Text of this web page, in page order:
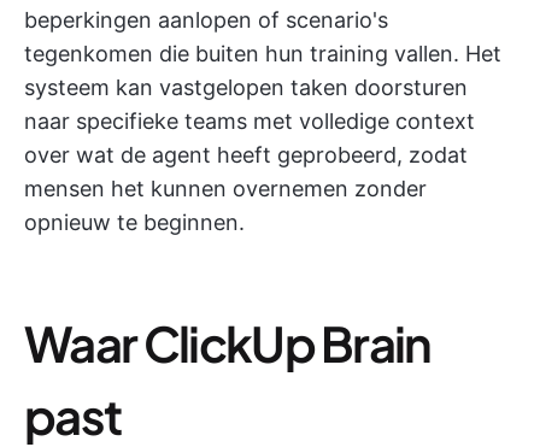
beperkingen aanlopen of scenario's
tegenkomen die buiten hun training vallen. Het
systeem kan vastgelopen taken doorsturen
naar specifieke teams met volledige context
over wat de agent heeft geprobeerd, zodat
mensen het kunnen overnemen zonder
opnieuw te beginnen.
Waar ClickUp Brain
past